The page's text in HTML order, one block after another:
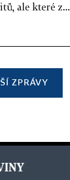
ale které z...
ZPRÁVY